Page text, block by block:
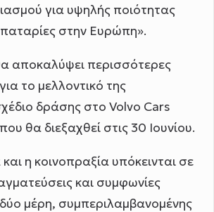
για υψηλής ποιότητας
στην Ευρώπη».
αποκαλύψει περισσότερες
το μελλοντικό της
δράσης στο Volvo Cars
θα διεξαχθεί στις 30 Ιουνίου.
η κοινοπραξία υπόκεινται σε
και συμφωνίες
μέρη, συμπεριλαμβανομένης